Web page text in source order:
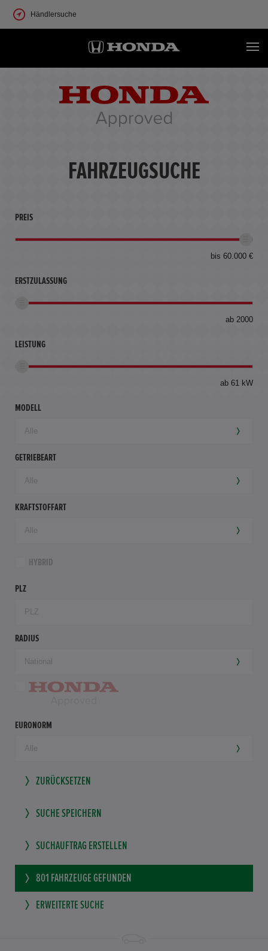
Händlersuche
FAHRZEUGSUCHE
PREIS
bis 60.000 €
ERSTZULASSUNG
ab 2000
LEISTUNG
ab 61 kW
MODELL
GETRIEBEART
KRAFTSTOFFART
HYBRID
PLZ
RADIUS
EURONORM
ZURÜCKSETZEN
SUCHE SPEICHERN
SUCHAUFTRAG ERSTELLEN
801 FAHRZEUGE GEFUNDEN
ERWEITERTE SUCHE